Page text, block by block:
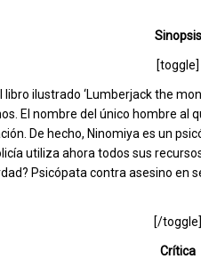
Sinopsis
[toggle]
ilustrado ‘Lumberjack the
El nombre del único hombre al
De hecho, Ninomiya es un
utiliza ahora todos sus
Psicópata contra asesino en
[/toggle]
Crítica